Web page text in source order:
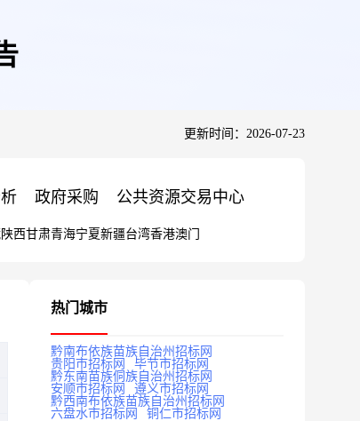
更新时间：2026-07-23
政府采购 公共资源交易中心
陕西甘肃青海宁夏新疆台湾香港澳门
热门城市
黔南布依族苗族自治州招标网
贵阳市招标网
毕节市招标网
黔东南苗族侗族自治州招标网
安顺市招标网
遵义市招标网
黔西南布依族苗族自治州招标网
六盘水市招标网
铜仁市招标网